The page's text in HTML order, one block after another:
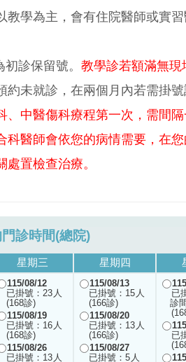
教學為主，會有住院醫師或實
診保留號。 教學診若額滿無現
約未就診，在兩個月內若需掛號
、中醫傷科療程第一次，需間
科醫師會依您的病情需要，在
處置檢查治療。